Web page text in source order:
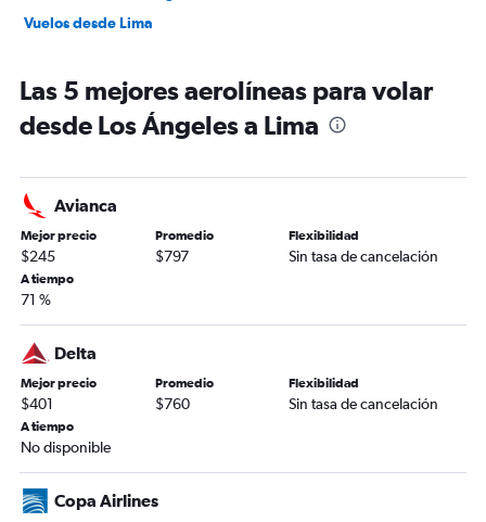
Vuelos desde Lima
Las 5 mejores aerolíneas para volar
desde Los Ángeles a Lima
Avianca
Mejor precio
$245
Promedio
$797
Flexibilidad
Sin tasa de cancelación
A tiempo
71 %
Delta
Mejor precio
$401
Promedio
$760
Flexibilidad
Sin tasa de cancelación
A tiempo
No disponible
Copa Airlines